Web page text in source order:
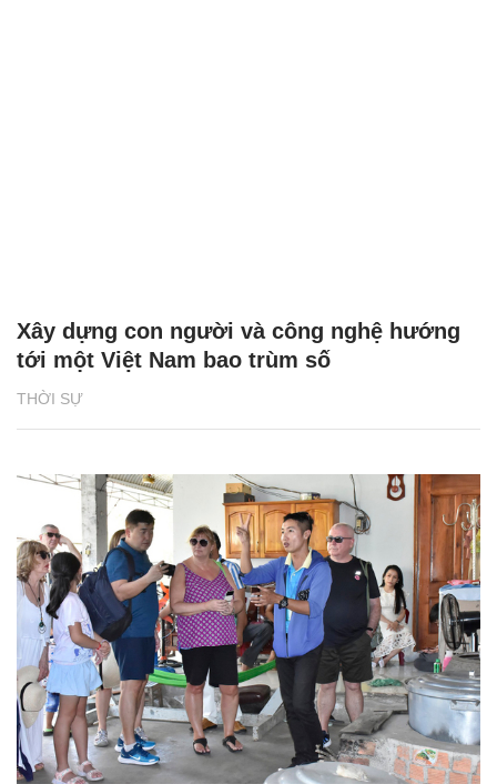
THỜI SỰ
Xây dựng con người và công nghệ hướng
tới một Việt Nam bao trùm số